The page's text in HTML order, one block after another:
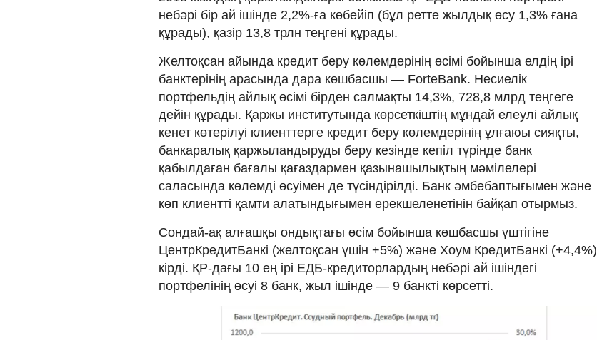
небәрі бір ай ішінде 2,2%-ға көбейіп (бұл ретте жылдық өсу 1,3% ғана
құрады), қазір 13,8 трлн теңгені құрады.
Желтоқсан айында кредит беру көлемдерінің өсімі бойынша елдің ірі
банктерінің арасында дара көшбасшы — ForteBank. Несиелік
портфельдің айлық өсімі бірден салмақты 14,3%, 728,8 млрд теңгеге
дейін құрады. Қаржы институтында көрсеткіштің мұндай елеулі айлық
кенет көтерілуі клиенттерге кредит беру көлемдерінің ұлғаюы сияқты,
банкаралық қаржыландыруды беру кезінде кепіл түрінде банк
қабылдаған бағалы қағаздармен қазынашылықтың мәмілелері
саласында көлемді өсуімен де түсіндірілді. Банк әмбебаптығымен және
көп клиентті қамти алатындығымен ерекшеленетінін байқап отырмыз.
Сондай-ақ алғашқы ондықтағы өсім бойынша көшбасшы үштігіне
ЦентрКредитБанкі (желтоқсан үшін +5%) және Хоум КредитБанкі (+4,4%)
кірді. ҚР-дағы 10 ең ірі ЕДБ-кредиторлардың небәрі ай ішіндегі
портфелінің өсуі 8 банк, жыл ішінде — 9 банкті көрсетті.